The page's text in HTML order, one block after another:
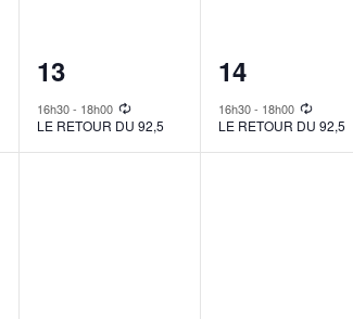
1
event,
13
16h30- 18h00
LE RETOUR DU 92,5
1
event,
14
16h30- 18h00
LE RETOUR DU 92,5